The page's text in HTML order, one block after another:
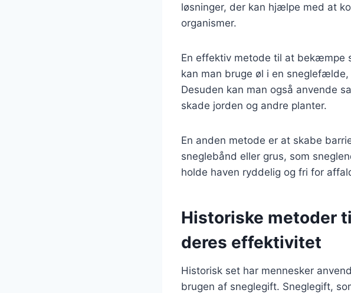
løsninger, der kan hjælpe med at
organismer.
En effektiv metode til at bekæmpe
kan man bruge øl i en
Desuden kan man også anvende
skade jorden og andre planter.
En anden metode er at skabe
sneglebånd eller grus, som
holde haven ryddelig og fri for
Historiske metoder
deres effektivitet
Historisk set har mennesker
brugen af sneglegift. Sneglegift,